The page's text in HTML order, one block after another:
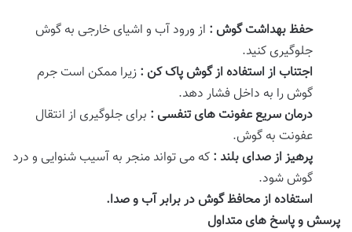
حفظ بهداشت گوش : از ورود آب و اشیای خارجی به گوش
جلوگیری کنید.
اجتناب از استفاده از گوش پاک کن : زیرا ممکن است جرم
گوش را به داخل فشار دهد.
درمان سریع عفونت های تنفسی : برای جلوگیری از انتقال
عفونت به گوش.
پرهیز از صدای بلند : که می تواند منجر به آسیب شنوایی و درد
گوش شود.
استفاده از محافظ گوش در برابر آب و صدا.
پرسش و پاسخ های متداول